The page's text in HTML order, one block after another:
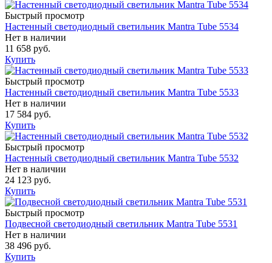
Быстрый просмотр
Настенный светодиодный светильник Mantra Tube 5534
Нет в наличии
11 658 руб.
Купить
Быстрый просмотр
Настенный светодиодный светильник Mantra Tube 5533
Нет в наличии
17 584 руб.
Купить
Быстрый просмотр
Настенный светодиодный светильник Mantra Tube 5532
Нет в наличии
24 123 руб.
Купить
Быстрый просмотр
Подвесной светодиодный светильник Mantra Tube 5531
Нет в наличии
38 496 руб.
Купить